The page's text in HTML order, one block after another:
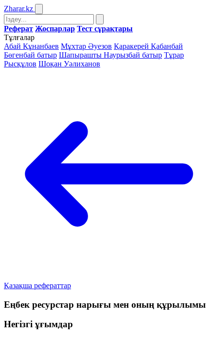
Zharar.kz
Реферат Жоспарлар Тест сұрақтары
Тұлғалар
Абай Құнанбаев Мұхтар Әуезов Қаракерей Қабанбай
Бөгенбай батыр Шапырашты Наурызбай батыр Тұрар
Рысқұлов Шоқан Уәлиханов
Қазақша рефераттар
Еңбек ресурстар нарығы мен оның құрылымы
Негізгі ұғымдар